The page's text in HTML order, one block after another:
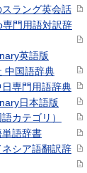
ラング英会話
専門用語対訳辞
英語版
中国語辞典
日専門用語辞典
日本語版
語カテゴリ）
語辞書
ネシア語翻訳辞